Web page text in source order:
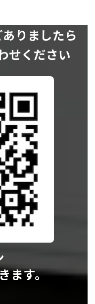
りましたら
せください
ます。